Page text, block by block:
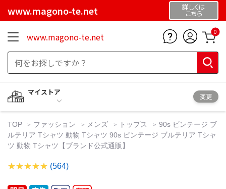
www.magono-te.net 詳しくは
こちら
www.magono-te.net 0
マイストア
変更
TOP ファッション メンズ トップス
90s ビンテージ ブ
ルテリア Tシャツ 動物 Tシャツ 90s ビンテージ ブルテリア Tシャ
ツ 動物 Tシャツ【ブランド公式通販】
(564)